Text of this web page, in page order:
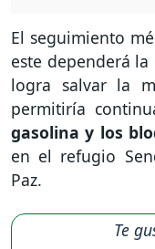
El seguimiento
este dependerá
logra salvar la
permitiría
gasolina y los
en el refugio
Paz.
Te